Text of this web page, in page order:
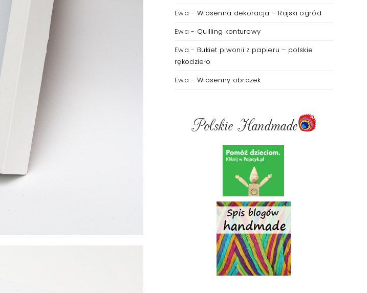
Ewa - Wiosenna dekoracja – Rajski ogród
Ewa - Quilling konturowy
Ewa - Bukiet piwonii z papieru – polskie
rękodzieło
Ewa - Wiosenny obrazek